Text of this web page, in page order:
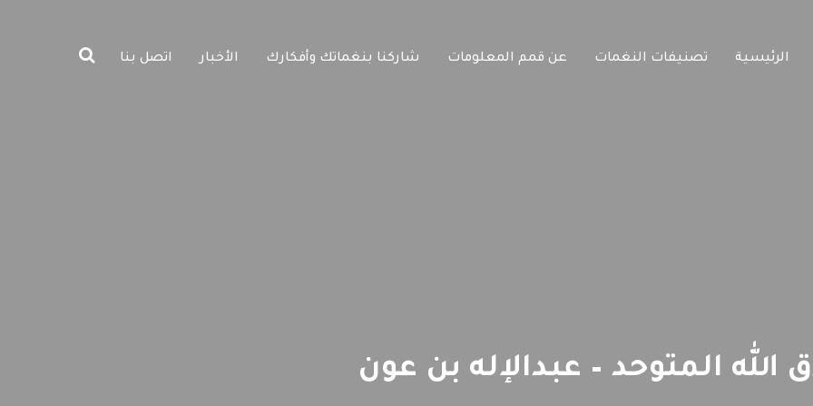
الرئيسية تصنيفات النغمات عن قمم المعلومات شاركنا بنغماتك وأفكارك الأخبار اتصل بنا
الله المتوحد – عبدالإله بن عون